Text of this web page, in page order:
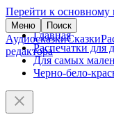
Перейти к основному
Меню Поиск
АудиосказкиСказки
редактора
Главная
Распечатки для
Для самых
Черно-бело-